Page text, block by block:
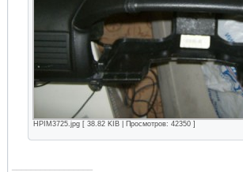
HPIM3725.jpg [ 38.82 KIB | Просмотров: 42350 ]